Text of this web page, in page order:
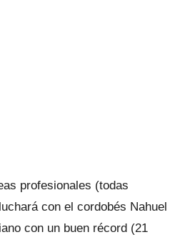
profesionales (todas
con el cordobés Nahuel
con un buen récord (21